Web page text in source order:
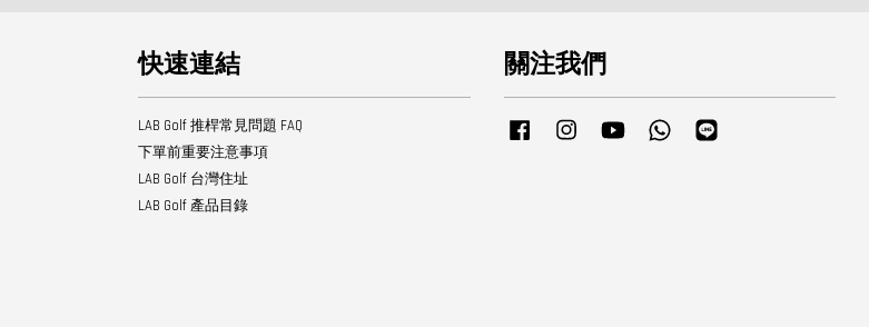
快速連結
LAB Golf 推桿常見問題 FAQ
下單前重要注意事項
LAB Golf 台灣住址
LAB Golf 產品目錄
關注我們
Facebook InstagramYouTube Whatsapp